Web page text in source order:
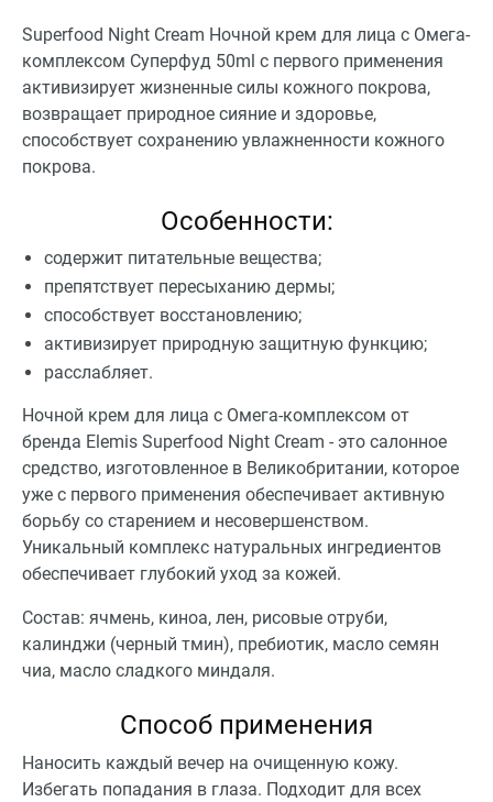
Superfood Night Cream Ночной крем для лица с Омега-
комплексом Суперфуд 50ml с первого применения
активизирует жизненные силы кожного покрова,
возвращает природное сияние и здоровье,
способствует сохранению увлажненности кожного
покрова.
Особенности:
содержит питательные вещества;
препятствует пересыханию дермы;
способствует восстановлению;
активизирует природную защитную функцию;
расслабляет.
Ночной крем для лица с Омега-комплексом от
бренда Elemis Superfood Night Cream - это салонное
средство, изготовленное в Великобритании, которое
уже с первого применения обеспечивает активную
борьбу со старением и несовершенством.
Уникальный комплекс натуральных ингредиентов
обеспечивает глубокий уход за кожей.
Состав: ячмень, киноа, лен, рисовые отруби,
калинджи (черный тмин), пребиотик, масло семян
чиа, масло сладкого миндаля.
Способ применения
Наносить каждый вечер на очищенную кожу.
Избегать попадания в глаза. Подходит для всех